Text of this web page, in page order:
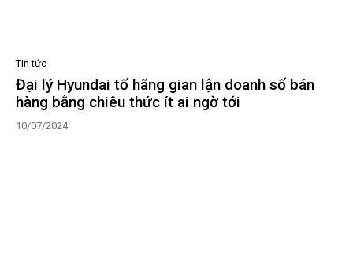
Tin tức
Đại lý Hyundai tố hãng gian lận doanh số bán
hàng bằng chiêu thức ít ai ngờ tới
10/07/2024